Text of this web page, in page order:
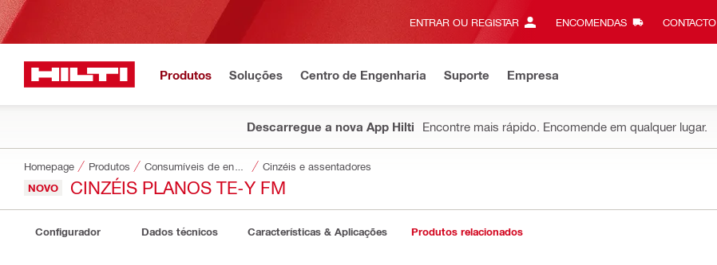
ENTRAR OU REGISTAR ENCOMENDAS CONTACTO‎
Produtos Soluções Centro de Engenharia Suporte Empresa
Descarregue a nova App Hilti Encontre mais rápido. Encomende em qualquer lugar.
Homepage Produtos Cinzéis e assentadores
NOVO CINZÉIS PLANOS TE-Y FM
Configurador Dados técnicos Características & Aplicações Produtos relacionados